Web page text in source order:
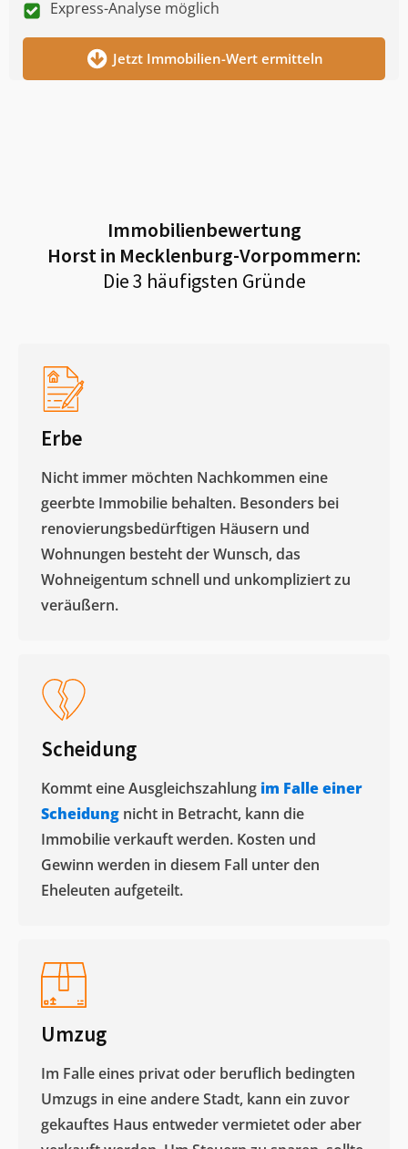
Express-Analyse möglich
Jetzt Immobilien-Wert ermitteln
Immobilienbewertung
Horst in Mecklenburg-Vorpommern:
Die 3 häufigsten Gründe
Erbe
Nicht immer möchten Nachkommen eine
geerbte Immobilie behalten. Besonders bei
renovierungsbedürftigen Häusern und
Wohnungen besteht der Wunsch, das
Wohneigentum schnell und unkompliziert zu
veräußern. ​
Scheidung
Kommt eine Ausgleichszahlung im Falle einer
Scheidung nicht in Betracht, kann die
Immobilie verkauft werden. Kosten und
Gewinn werden in diesem Fall unter den
Eheleuten aufgeteilt.​
Umzug
Im Falle eines privat oder beruflich bedingten
Umzugs in eine andere Stadt, kann ein zuvor
gekauftes Haus entweder vermietet oder aber